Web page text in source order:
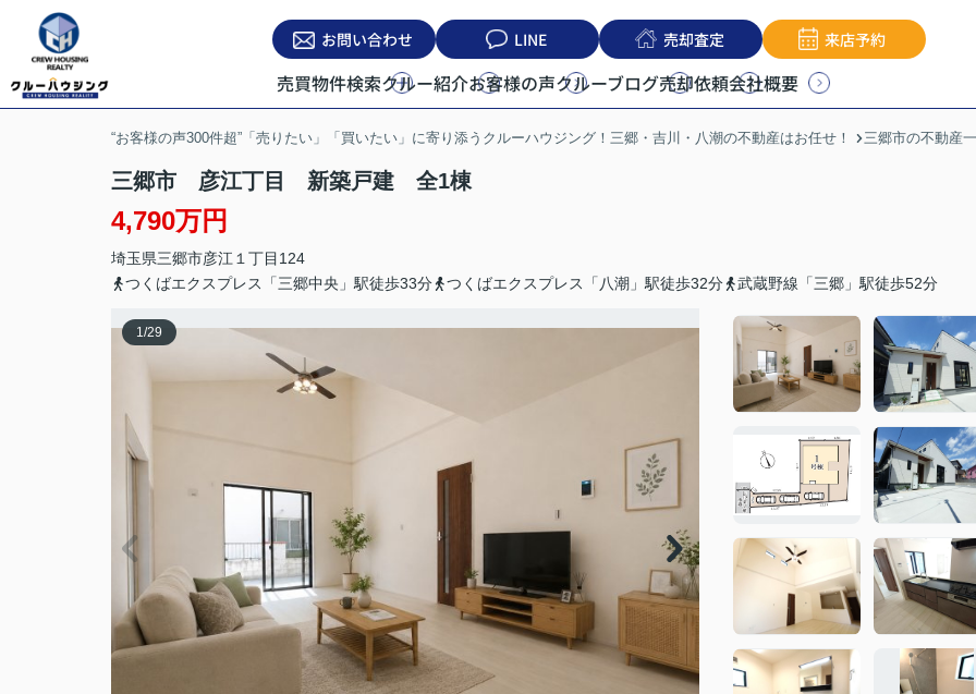
お問い合わせ LINE 売却査定 来店予約
売買物件検索クルー紹介お客様の声クルーブログ売却依頼会社概要
“お客様の声300件超”「売りたい」「買いたい」に寄り添うクルーハウジング！三郷・吉川・八潮の不動産はお任せ！ 三郷市の不動産
三郷市 彦江丁目 新築戸建 全1棟
4,790万円
埼玉県三郷市彦江 １丁目124
つくばエクスプレス「三郷中央」駅徒歩33分
つくばエクスプレス「八潮」駅徒歩32分 武蔵野線「三郷」駅徒歩52分
1/29